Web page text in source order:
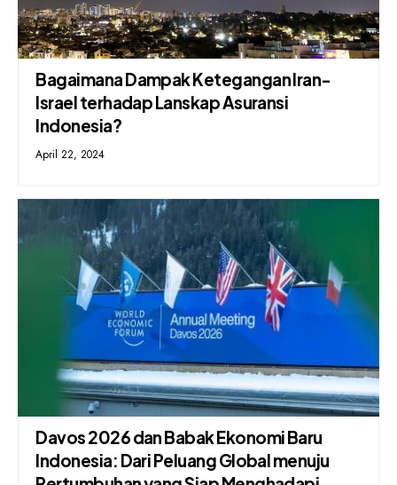
Bagaimana Dampak Ketegangan Iran-
Israel terhadap Lanskap Asuransi
Indonesia?
April 22, 2024
Davos 2026 dan Babak Ekonomi Baru
Indonesia: Dari Peluang Global menuju